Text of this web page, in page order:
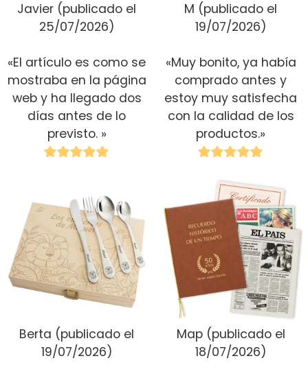
Javier (publicado el
25/07/2026)
«El artículo es como se
mostraba en la página
web y ha llegado dos
días antes de lo
previsto. »
M (publicado el
19/07/2026)
«Muy bonito, ya había
comprado antes y
estoy muy satisfecha
con la calidad de los
productos.»
Berta (publicado el
19/07/2026)
Map(publicado el
18/07/2026)